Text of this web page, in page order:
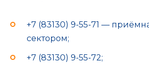
+7 (83130) 9-55-71 —
сектором;
+7 (83130) 9-55-72;